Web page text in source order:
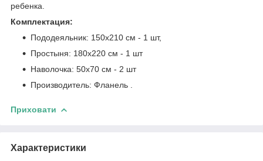
ребенка.
Комплектация:
Пододеяльник: 150x210 см - 1 шт,
Простыня: 180x220 см - 1 шт
Наволочка: 50x70 см - 2 шт
Производитель: Фланель .
Приховати
Характеристики